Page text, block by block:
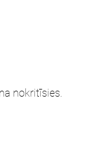
nokritīsies.